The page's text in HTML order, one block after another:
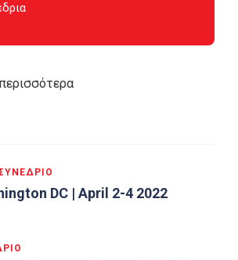
DC | April 2-4 2022